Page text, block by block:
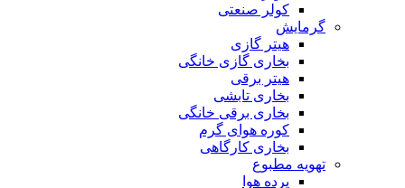
کولر صنعتی
گرمایش
هیتر گازی
بخاری گازی خانگی
هیتر برقی
بخاری تابشی
بخاری برقی خانگی
کوره هوای گرم
بخاری کارگاهی
تهویه مطبوع
پرده هوا